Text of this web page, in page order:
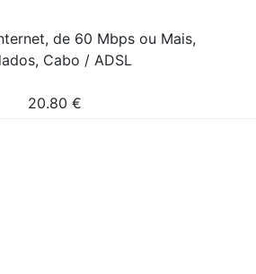
de 60 Mbps ou Mais,
Cabo / ADSL
20.80 €